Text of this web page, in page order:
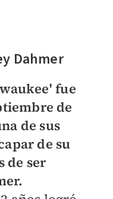
Dahmer
fue
de
de sus
de su
de ser